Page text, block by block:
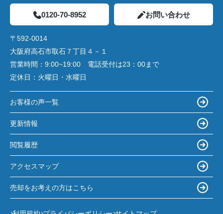
0120-70-8952 お問い合わせ
〒592-0014
大阪府高石市取石７丁目４－１
営業時間： 9:00~19:00 電話受付は23：00まで
定休日： 火曜日・水曜日
お客様の声一覧
更新情報
閲覧履歴
アクセスマップ
売却をお考えの方はこちら